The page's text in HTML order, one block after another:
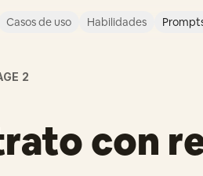
Casos de uso Habilidades
2
con